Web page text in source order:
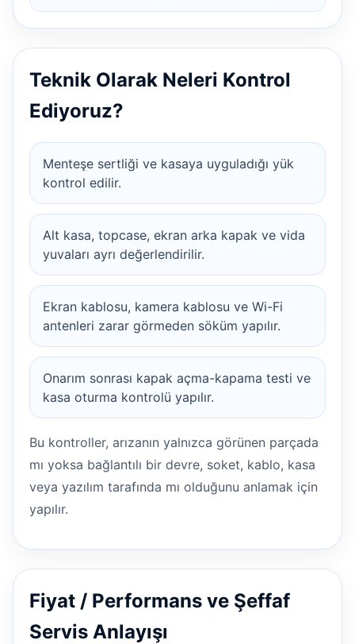
Teknik Olarak Neleri Kontrol
Ediyoruz?
Menteşe sertliği ve kasaya uyguladığı yük
kontrol edilir.
Alt kasa, topcase, ekran arka kapak ve vida
yuvaları ayrı değerlendirilir.
Ekran kablosu, kamera kablosu ve Wi-Fi
antenleri zarar görmeden söküm yapılır.
Onarım sonrası kapak açma-kapama testi ve
kasa oturma kontrolü yapılır.
Bu kontroller, arızanın yalnızca görünen parçada
mı yoksa bağlantılı bir devre, soket, kablo, kasa
veya yazılım tarafında mı olduğunu anlamak için
yapılır.
Fiyat / Performans ve Şeffaf
Servis Anlayışı